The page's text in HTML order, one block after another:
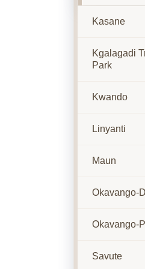
Kasane
Kgalagadi
Park
Kwando
Linyanti
Maun
Okavango-
Okavango-
Savute